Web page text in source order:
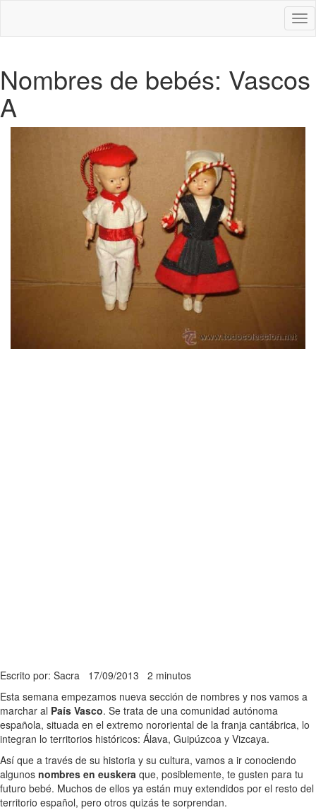
Nombres de bebés: Vascos
A
Escrito por: Sacra 17/09/2013 2 minutos
Esta semana empezamos nueva sección de nombres y nos vamos a
marchar al País Vasco. Se trata de una comunidad autónoma
española, situada en el extremo nororiental de la franja cantábrica, lo
integran lo territorios históricos: Álava, Guipúzcoa y Vizcaya.
Así que a través de su historia y su cultura, vamos a ir conociendo
algunos nombres en euskera que, posiblemente, te gusten para tu
futuro bebé. Muchos de ellos ya están muy extendidos por el resto del
territorio español, pero otros quizás te sorprendan.